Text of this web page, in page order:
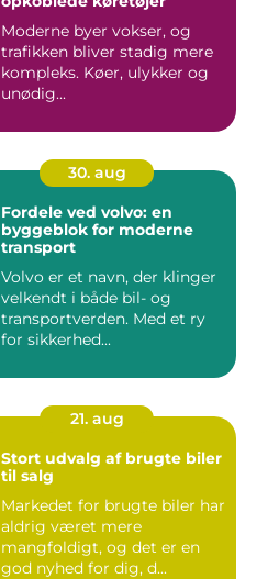
Moderne byer vokser, og
trafikken bliver stadig mere
kompleks. Køer, ulykker og
unødig...
30. aug
Fordele ved volvo: en
byggeblok for moderne
transport
Volvo er et navn, der klinger
velkendt i både bil- og
transportverden. Med et ry
for sikkerhed...
21. aug
Stort udvalg af brugte biler
til salg
Markedet for brugte biler har
aldrig været mere
mangfoldigt, og det er en
god nyhed for dig, d...